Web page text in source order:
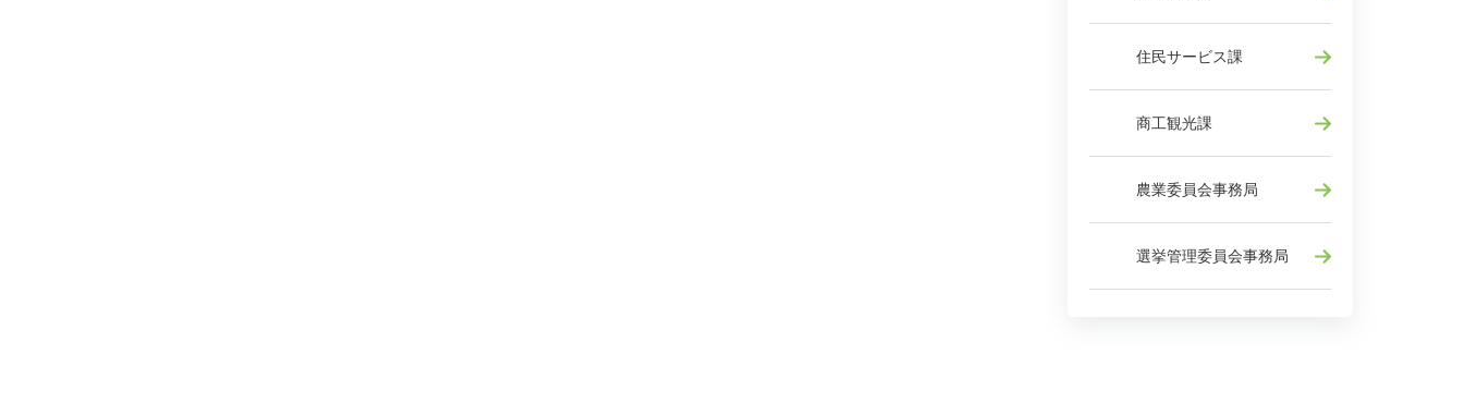
住民サービス課
商工観光課
農業委員会事務局
選挙管理委員会事務局